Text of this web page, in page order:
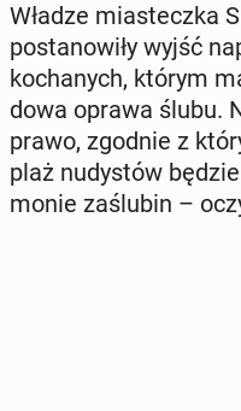
Władze mia­stecz­ka
po­sta­no­wi­ły wyjść
ko­cha­nych, którym
do­wa oprawa ślubu.
prawo, zgodnie z
plaż nu­dy­stów
mo­nie za­ślu­bin –